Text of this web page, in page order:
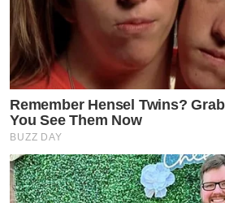
Remember Hensel Twins?
You See Them Now
BUZZ DAY